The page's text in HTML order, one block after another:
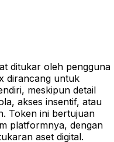
ditukar oleh pengguna
dirancang untuk
meskipun detail
akses insentif, atau
Token ini bertujuan
platformnya, dengan
aset digital.